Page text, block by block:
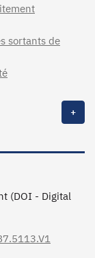
sortants de
+
(DOI - Digital